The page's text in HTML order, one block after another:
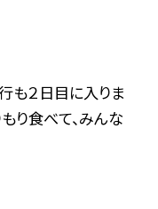
も２日目に入りま
り食べて、みんな